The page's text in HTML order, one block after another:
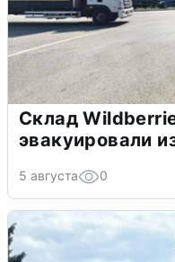
Склад
эвакуировали
5 августа 0